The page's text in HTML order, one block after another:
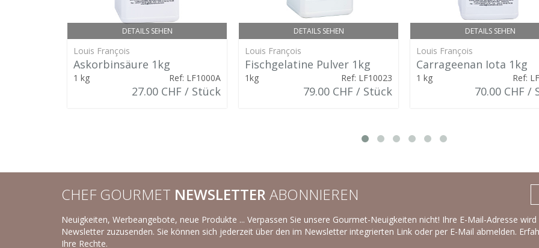
DETAILS SEHEN
Louis François
Askorbinsäure 1kg
1 kg Ref: LF1000A
27.00 CHF / Stück
DETAILS SEHEN
Louis François
Fischgelatine Pulver 1kg
1kg Ref: LF10023
79.00 CHF / Stück
DETAILS SEHEN
Louis François
Carrageenan Iota 1kg
1 kg Ref:
70.00 CHF /
CHEF GOURMET NEWSLETTERABONNIEREN
Neuigkeiten, Werbeangebote, neue Produkte ... Verpassen Sie unsere Gourmet-Neuigkeiten nicht! Ihre E-Mail-Adresse
Newsletter zuzusenden. Sie können sich jederzeit über den im Newsletter integrierten Link oder per E-Mail abmelden.
Ihre Rechte.